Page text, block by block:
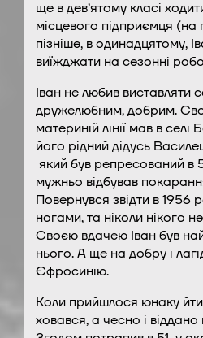
ще в дев’ятому класі
місцевого підприємця
пізніше, в одинадцятому,
виїжджати на сезонні
Іван не любив виставляти
дружелюбним, добрим.
материній лінії мав в
його рідний дідусь
який був репресований в
мужньо відбував
Повернувся звідти в 1956
ногами, та ніколи нікого
Своєю вдачею Іван був
нього. А ще на добру і
Єфросинію.
Коли прийшлося юнаку йти
ховався, а чесно і